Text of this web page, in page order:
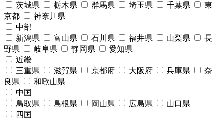
茨城県
栃木県 群馬県 埼玉県 千葉県
東
京都
神奈川県
中部
新潟県
富山県 石川県 福井県 山梨県
長
野県
岐阜県 静岡県
愛知県
近畿
三重県
滋賀県 京都府 大阪府 兵庫県
奈
良県
和歌山県
中国
鳥取県
島根県 岡山県 広島県
山口県
四国